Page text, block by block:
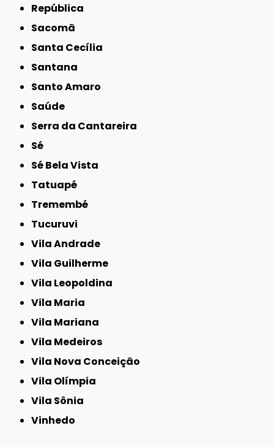
República
Sacomã
Santa Cecília
Santana
Santo Amaro
Saúde
Serra da Cantareira
Sé
Sé Bela Vista
Tatuapé
Tremembé
Tucuruvi
Vila Andrade
Vila Guilherme
Vila Leopoldina
Vila Maria
Vila Mariana
Vila Medeiros
Vila Nova Conceição
Vila Olímpia
Vila Sônia
Vinhedo